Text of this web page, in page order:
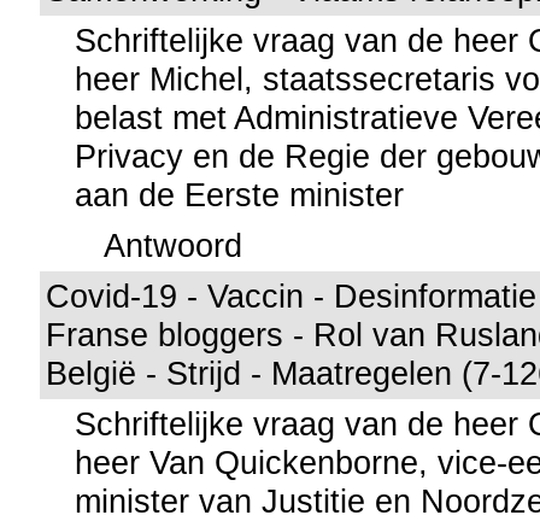
Schriftelijke vraag van de heer
heer Michel, staatssecretaris
belast met Administratieve
Privacy en de Regie der
aan de Eerste minister
Antwoord
Covid-19 - Vaccin -
Franse bloggers - Rol van
België - Strijd - Maatregelen (7-
Schriftelijke vraag van de heer
heer Van Quickenborne, vice-
minister van Justitie en